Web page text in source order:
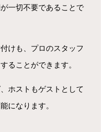
一切不要であることで
けも、プロのスタッフ
ることができます。
ホストもゲストとして
になります。